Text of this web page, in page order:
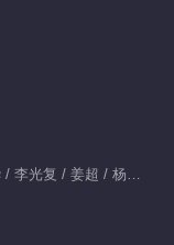
Starred by：侯明昊 / 娜扎 / 陈若轩 / 程潇 / 赵弈钦 / 张南 / 赵昭仪 / 刘雪华 / 李光复 / 姜超 / 杨雪 / 完颜洛绒 / 张慧雯 / 胡静 / 李倩 / 汤镇业 / 曹骏 / 董璇 / 张垒 / 柳明明 / 于明加 / 张百乔 / 闻雨 / 马闻远 / 李菲 / 赵嘉敏 / 刘擎 / 舒童 / 张婉莹 / 滕泽文 / 黄星羱 / 孙晶晶 / 潘宥诚 / 李千逸 / 余茵 / 白川 / 李佳洁 / 弭金 / 蒙恩 / 金秋 / 白翊汝 / 陈腾跃 / 姚尧 / 廖慧佳 / 李柏煦 / 孙寈惠 / 李宗浩 / 孙莉 / 饶嘉迪 / 刘佳玺